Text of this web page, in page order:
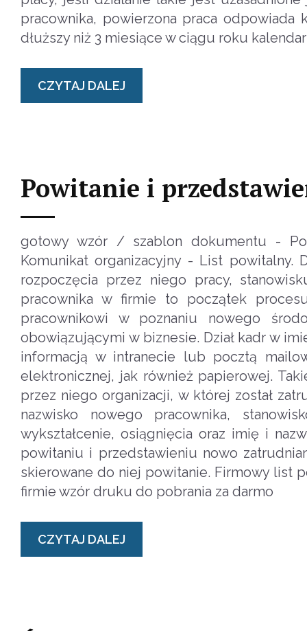
pracownika, powierzona praca
dłuższy niż 3 miesiące w ciągu roku
CZYTAJ DALEJ
Powitanie i
gotowy wzór / szablon dokumentu -
Komunikat organizacyjny - List
rozpoczęcia przez niego pracy,
pracownika w firmie to początek
pracownikowi w poznaniu nowego
obowiązującymi w biznesie. Dział kadr w
informacją w intranecie lub pocztą
elektronicznej, jak również papierowej.
przez niego organizacji, w której został
nazwisko nowego pracownika,
wykształcenie, osiągnięcia oraz imię i
powitaniu i przedstawieniu nowo
skierowane do niej powitanie. Firmowy list
firmie wzór druku do pobrania za darmo
CZYTAJ DALEJ